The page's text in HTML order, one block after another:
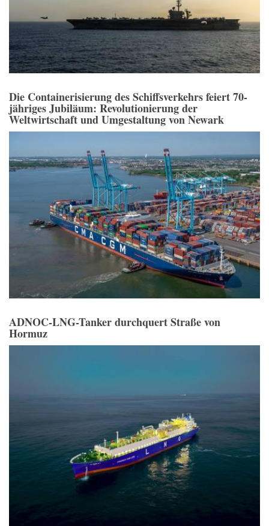
Die Containerisierung des Schiffsverkehrs feiert 70-
jähriges Jubiläum: Revolutionierung der
Weltwirtschaft und Umgestaltung von Newark
ADNOC-LNG-Tanker durchquert Straße von
Hormuz